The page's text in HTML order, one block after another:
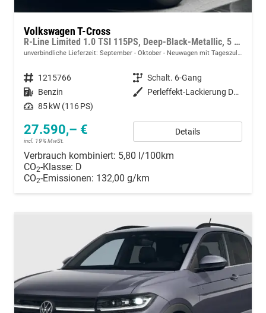
Volkswagen T-Cross
R-Line Limited 1.0 TSI 115PS, Deep-Black-Metallic, 5 JAHRE GARANTIE, ANHÄNGERKUPPLUNG, CLIMATRONIC, SITZHEIZUNG, 18" Alu, MATRIX-LED, Adaptiver Tempomat ACC, Parksensoren, Rückfahrkamera, Keyless, Abgedunkelte Scheiben, Radio "Ready2Discover" + App-Connect
unverbindliche Lieferzeit: September - Oktober Neuwagen mit Tageszulassung
Fahrzeugnummer 1215766 Getriebe Schalt. 6-Gang
Kraftstoff Benzin Außenfarbe
Perleffekt-Lackierung Deep-Black
Leistung 85 kW (116 PS)
27.590,– €
incl. 19% MwSt.
Details
Verbrauch kombiniert: 5,80 l/100km
CO2-Klasse: D
CO2-Emissionen: 132,00 g/km